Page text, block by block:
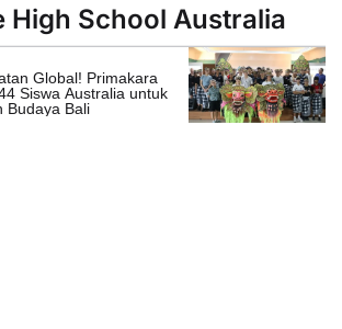
High School Australia
Global! Primakara
Siswa Australia untuk
Budaya Bali